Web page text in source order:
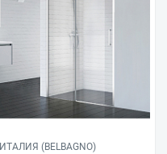
ИТАЛИЯ (BELBAGNO)